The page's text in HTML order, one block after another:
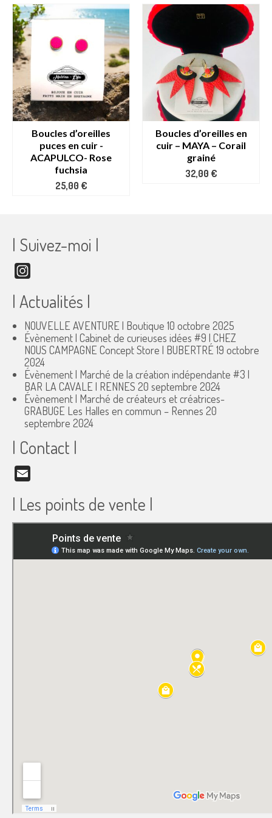
Boucles d’oreilles
puces en cuir -
ACAPULCO- Rose
fuchsia
25,00 €
Boucles d’oreilles en
cuir – MAYA – Corail
grainé
32,00 €
| Suivez-moi |
| Actualités |
NOUVELLE AVENTURE | Boutique 10 octobre 2025
Évènement | Cabinet de curieuses idées #9 | CHEZ
NOUS CAMPAGNE Concept Store | BUBERTRÉ 19 octobre
2024
Évènement | Marché de la création indépendante #3 |
BAR LA CAVALE | RENNES 20 septembre 2024
Évènement | Marché de créateurs et créatrices-
GRABUGE Les Halles en commun – Rennes 20
septembre 2024
| Contact |
| Les points de vente |